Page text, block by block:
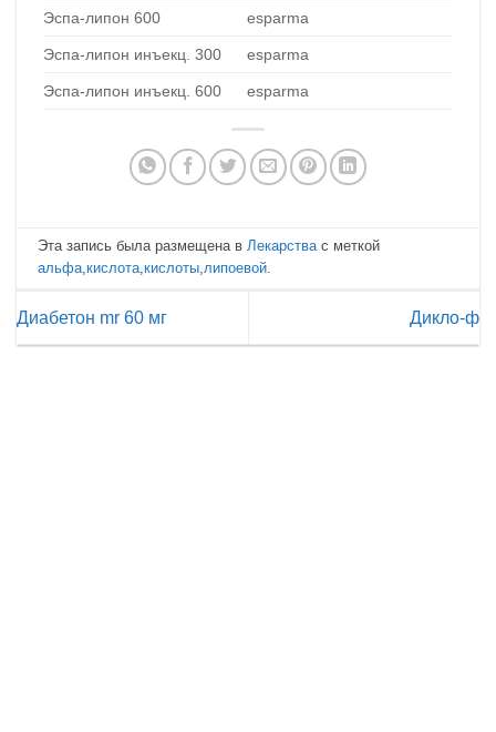
Эспа-липон 600 esparma
Эспа-липон инъекц. 300 esparma
Эспа-липон инъекц. 600 esparma
Эта запись была размещена вЛекарствас меткой
альфа,кислота,кислоты,липоевой.
Диабетон mr 60 мг Дикло-ф